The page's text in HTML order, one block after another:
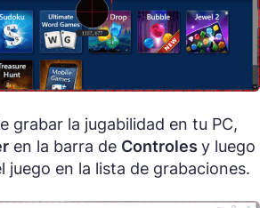
grabar la jugabilidad en tu PC,
en la barra de Controles y luego
juego en la lista de grabaciones.